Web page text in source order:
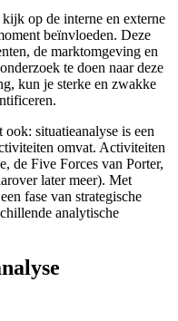
op de interne en externe
beïnvloeden. Deze
de marktomgeving en
te doen naar deze
kun je sterke en zwakke
situatieanalyse is een
omvat. Activiteiten
de Five Forces van Porter,
later meer). Met
fase van strategische
analytische